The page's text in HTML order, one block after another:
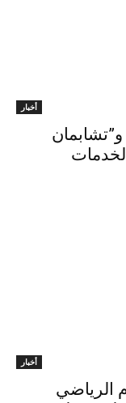
أخبار
أخبار
الرياضي